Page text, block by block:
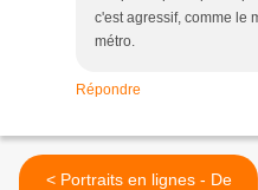
c'est agressif, comme le
métro.
Répondre
< Portraits en lignes - De